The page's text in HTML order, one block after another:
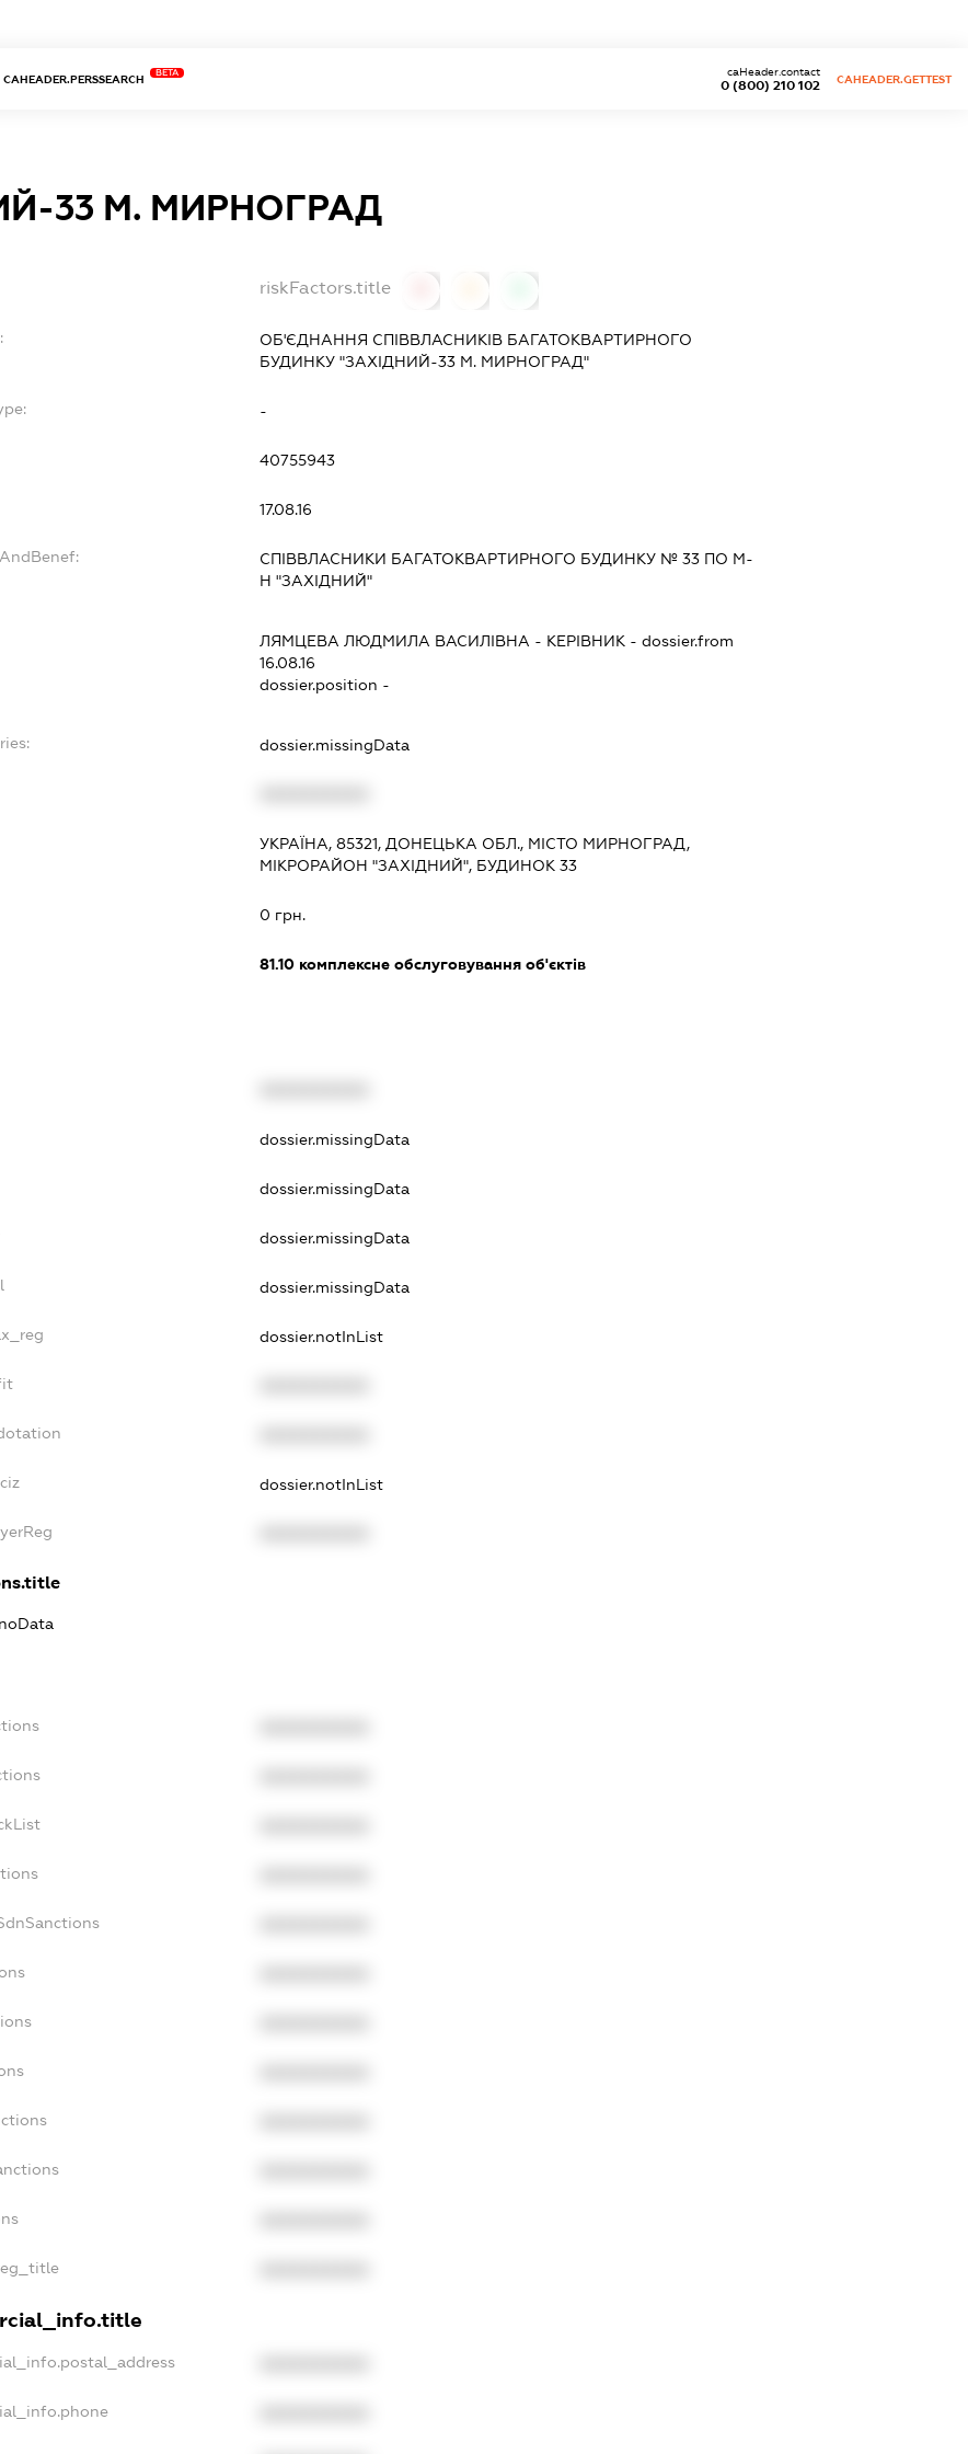
CAHEADER.PERSSEARCH
BETA
0 (800) 210 102
caHeader.contact
CAHEADER.GETTEST
33 М. МИРНОГРАД
riskFactors.title
ОБ'ЄДНАННЯ СПІВВЛАСНИКІВ БАГАТОКВАРТИРНОГО
БУДИНКУ "ЗАХІДНИЙ-33 М. МИРНОГРАД"
-
40755943
17.08.16
СПІВВЛАСНИКИ БАГАТОКВАРТИРНОГО БУДИНКУ № 33 ПО М-
Н "ЗАХІДНИЙ"
ЛЯМЦЕВА ЛЮДМИЛА ВАСИЛІВНА - КЕРІВНИК - dossier.from
16.08.16
dossier.position -
dossier.missingData
УКРАЇНА, 85321, ДОНЕЦЬКА ОБЛ., МІСТО МИРНОГРАД,
МІКРОРАЙОН "ЗАХІДНИЙ", БУДИНОК 33
0 грн.
81.10 комплексне обслуговування об'єктів
dossier.missingData
dossier.missingData
dossier.missingData
dossier.missingData
dossier.notInList
dossier.notInList